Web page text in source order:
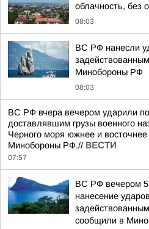
облачность, без
08:03
ВС РФ нанесли
Минобороны РФ
08:03
ВС РФ вчера вечером ударили по
доставлявшим грузы военного
Черного моря южнее и
Минобороны РФ.// ВЕСТИ
07:57
ВС РФ вечером 5
нанесение
сообщили в